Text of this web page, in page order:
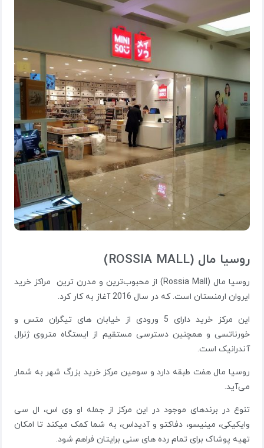
روسیا مال (ROSSIA MALL)
روسیا مال (Rossia Mall) از محبوب‌ترین و مدرن ترین مراکز خرید
ایروان ارمنستان است. که در سال 2016 آغاز به کار کرد.
این مرکز خرید دارای 5 ورودی از خیابان های تیگران متس و
خورناتسی و همچنین دسترسی مستقیم از ایستگاه متروی ژنرال
آندرانیک است.
روسیا مال هفت طبقه دارد و سومین مرکز خرید بزرگ شهر به شمار
می‌آید.
تنوع در برندهای موجود در این مرکز از جمله او وی اس، ال سی
وایکیکی، مینیسو، دفاکتو و آدیداس، به شما کمک میکند تا امکان
تهیه پوشاک برای تمام رده های سنی برایتان فراهم شود.